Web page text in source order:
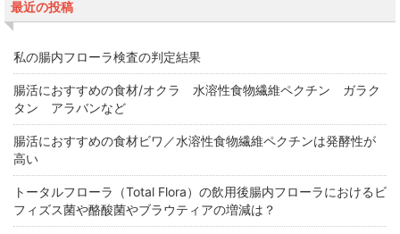
最近の投稿
私の腸内フローラ検査の判定結果
腸活におすすめの食材/オクラ 水溶性食物繊維ペクチン ガラク
タン アラバンなど
腸活におすすめの食材ビワ／水溶性食物繊維ペクチンは発酵性が
高い
トータルフローラ（Total Flora）の飲用後腸内フローラにおけるビ
フィズス菌や酪酸菌やブラウティアの増減は？